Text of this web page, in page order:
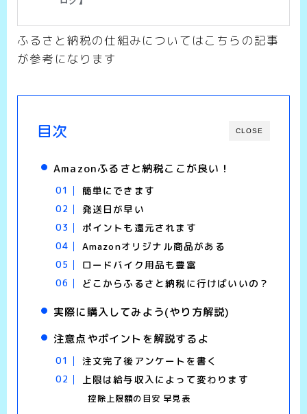
ふるさと納税の仕組みについてはこちらの記事
が参考になります
CLOSE
目次
Amazonふるさと納税ここが良い！
簡単にできます
発送日が早い
ポイントも還元されます
Amazonオリジナル商品がある
ロードバイク用品も豊富
どこからふるさと納税に行けばいいの？
実際に購入してみよう(やり方解説)
注意点やポイントを解説するよ
注文完了後アンケートを書く
上限は給与収入によって変わります
控除上限額の目安 早見表